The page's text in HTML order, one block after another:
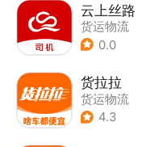
云上丝路
货运物流
0.0
货拉拉
货运物流
4.3